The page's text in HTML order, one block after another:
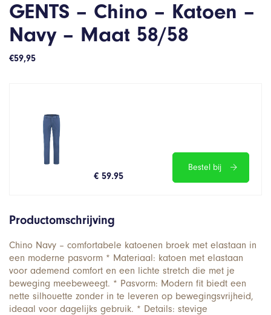
GENTS – Chino – Katoen –
Navy – Maat 58/58
€59,95
€ 59.95
Bestel bij
Productomschrijving
Chino Navy – comfortabele katoenen broek met elastaan in
een moderne pasvorm * Materiaal: katoen met elastaan
voor ademend comfort en een lichte stretch die met je
beweging meebeweegt. * Pasvorm: Modern fit biedt een
nette silhouette zonder in te leveren op bewegingsvrijheid,
ideaal voor dagelijks gebruik. * Details: stevige